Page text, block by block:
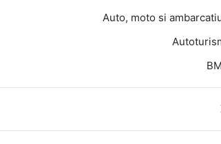
Auto, moto si